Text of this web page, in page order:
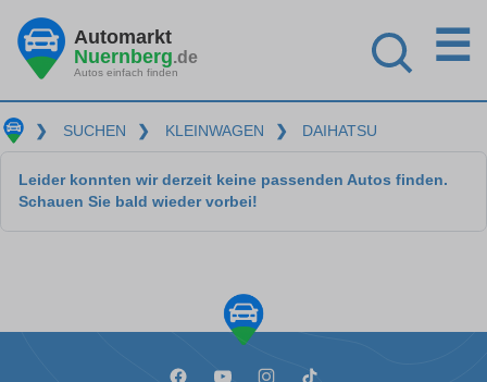
Automarkt
Nuernberg.de
Autos einfach finden
☰
❯ SUCHEN ❯ KLEINWAGEN ❯ DAIHATSU
Leider konnten wir derzeit keine passenden Autos finden.
Schauen Sie bald wieder vorbei!